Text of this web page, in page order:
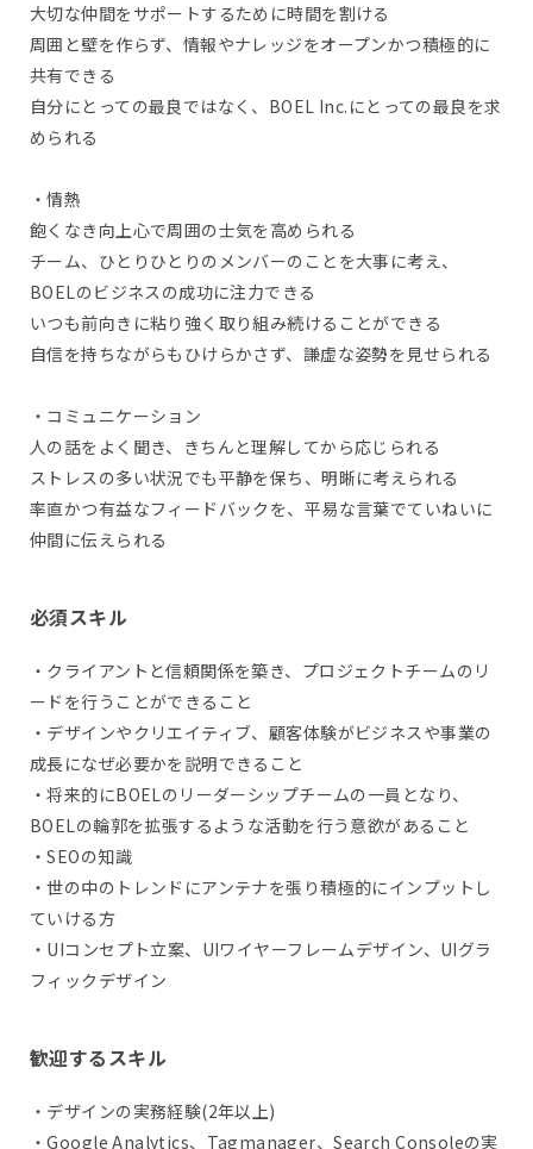
大切な仲間をサポートするために時間を割ける
周囲と壁を作らず、情報やナレッジをオープンかつ積極的に
共有できる
自分にとっての最良ではなく、BOEL Inc.にとっての最良を求
められる
・情熱
飽くなき向上心で周囲の士気を高められる
チーム、ひとりひとりのメンバーのことを大事に考え、
BOELのビジネスの成功に注力できる
いつも前向きに粘り強く取り組み続けることができる
自信を持ちながらもひけらかさず、謙虚な姿勢を見せられる
・コミュニケーション
人の話をよく聞き、きちんと理解してから応じられる
ストレスの多い状況でも平静を保ち、明晰に考えられる
率直かつ有益なフィードバックを、平易な言葉でていねいに
仲間に伝えられる
必須スキル
・クライアントと信頼関係を築き、プロジェクトチームのリ
ードを行うことができること
・デザインやクリエイティブ、顧客体験がビジネスや事業の
成長になぜ必要かを説明できること
・将来的にBOELのリーダーシップチームの一員となり、
BOELの輪郭を拡張するような活動を行う意欲があること
・SEOの知識
・世の中のトレンドにアンテナを張り積極的にインプットし
ていける方
・UIコンセプト立案、UIワイヤーフレームデザイン、UIグラ
フィックデザイン
歓迎するスキル
・デザインの実務経験(2年以上)
・Google Analytics、Tagmanager、Search Consoleの実